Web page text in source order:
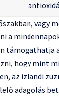
vagy
a
támogathatja
hogy mint
az izlandi
adagolás